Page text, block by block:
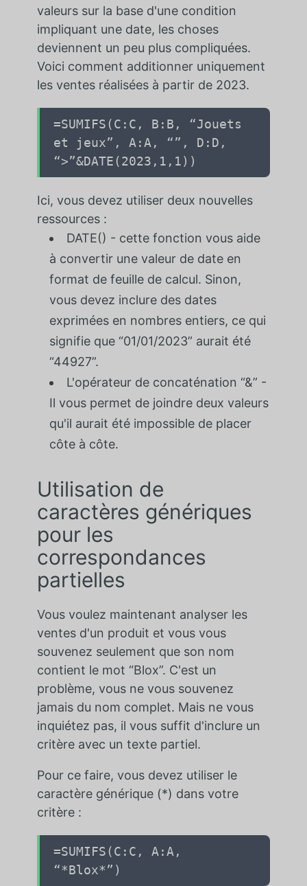
valeurs sur la base d'une condition
impliquant une date, les choses
deviennent un peu plus compliquées.
Voici comment additionner uniquement
les ventes réalisées à partir de 2023.
=SUMIFS(C:C , B:B ,
“Jouets
et jeux” , A:A , “” , D:D ,
“>”&DATE(2023 , 1 , 1))
Ici, vous devez utiliser deux nouvelles
ressources :
DATE() - cette fonction vous aide
à convertir une valeur de date en
format de feuille de calcul. Sinon,
vous devez inclure des dates
exprimées en nombres entiers, ce qui
signifie que “01/01/2023” aurait été
“44927”.
L'opérateur de concaténation “&” -
Il vous permet de joindre deux valeurs
qu'il aurait été impossible de placer
côte à côte.
Utilisation de
caractères génériques
pour les
correspondances
partielles
Vous voulez maintenant analyser les
ventes d'un produit et vous vous
souvenez seulement que son nom
contient le mot “Blox”. C'est un
problème, vous ne vous souvenez
jamais du nom complet. Mais ne vous
inquiétez pas, il vous suffit d'inclure un
critère avec un texte partiel.
Pour ce faire, vous devez utiliser le
caractère générique (*) dans votre
critère :
=SUMIFS(C:C , A:A ,
“*Blox*” )